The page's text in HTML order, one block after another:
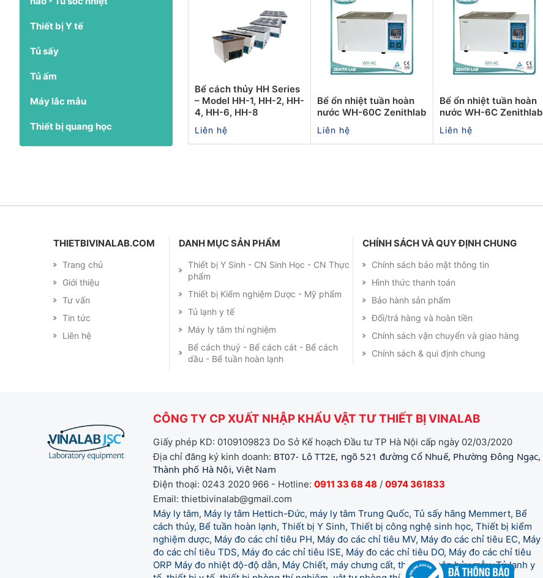
Thiết bị Y tế
Tủ sấy
Tủ ấm
Máy lắc mẫu
Thiết bị quang học
Bể cách thủy HH Series
– Model HH-1, HH-2, HH-
4, HH-6, HH-8
Liên hệ
Bể ổn nhiệt tuần hoàn
nước WH-60C Zenithlab
Liên hệ
Bể ổn nhiệt tuần hoàn
nước WH-6C Zenithlab
Liên hệ
THIETBIVINALAB.COM
Trang chủ
Giới thiệu
Tư vấn
Tin tức
Liên hệ
DANH MỤC SẢN PHẨM
Thiết bị Y Sinh - CN Sinh Học - CN Thực
phẩm
Thiết bị Kiểm nghiệm Dược - Mỹ phẩm
Tủ lạnh y tế
Máy ly tâm thí nghiệm
Bể cách thuỷ - Bể cách cát - Bể cách
dầu - Bể tuần hoàn lạnh
CHÍNH SÁCH VÀ QUY ĐỊNH CHUNG
Chính sách bảo mật thông tin
Hình thức thanh toán
Bảo hành sản phẩm
Đổi/trả hàng và hoàn tiền
Chính sách vận chuyển và giao hàng
Chính sách & qui định chung
CÔNG TY CP XUẤT NHẬP KHẨU VẬT TƯ THIẾT BỊ VINALAB
Giấy phép KD: 0109109823 Do Sở Kế hoạch Đầu tư TP Hà Nội cấp ngày 02/03/2020
Địa chỉ đăng ký kinh doanh: BT07- Lô TT2E, ngõ 521 đường Cổ Nhuế, Phường Đông Ngạc,
Thành phố Hà Nội, Việt Nam
Điện thoại: 0243 2020 966 - Hotline: 0911 33 68 48 / 0974 361833
Email: thietbivinalab@gmail.com
Máy ly tâm, Máy ly tâm Hettich-Đức, máy ly tâm Trung Quốc, Tủ sấy hãng Memmert, Bể
cách thủy, Bể tuần hoàn lạnh, Thiết bị Y Sinh, Thiết bị công nghệ sinh học, Thiết bị kiểm
nghiệm dược, Máy đo các chỉ tiêu PH, Máy đo các chỉ tiêu MV, Máy đo các chỉ tiêu EC, Máy
đo các chỉ tiêu TDS, Máy đo các chỉ tiêu ISE, Máy đo các chỉ tiêu DO, Máy đo các chỉ tiêu
ORP Máy đo nhiệt độ-độ dẫn, Máy Chiết, máy chưng cất, thiết bị phân hủy mẫu, Tủ lạnh y